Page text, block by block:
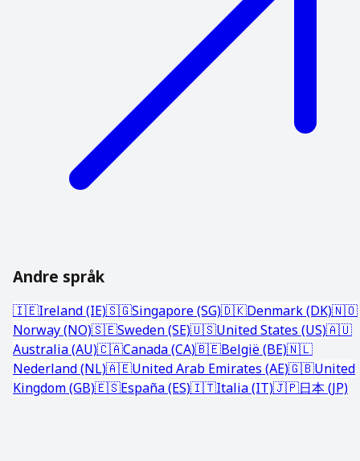
Andre språk
🇮🇪Ireland (IE)🇸🇬Singapore (SG)🇩🇰Denmark (DK)🇳🇴
Norway (NO)🇸🇪Sweden (SE)🇺🇸United States (US)🇦🇺
Australia (AU)🇨🇦Canada (CA)🇧🇪België (BE)🇳🇱
Nederland (NL)🇦🇪United Arab Emirates (AE)🇬🇧United
Kingdom (GB)🇪🇸España (ES)🇮🇹Italia (IT)🇯🇵日本 (JP)